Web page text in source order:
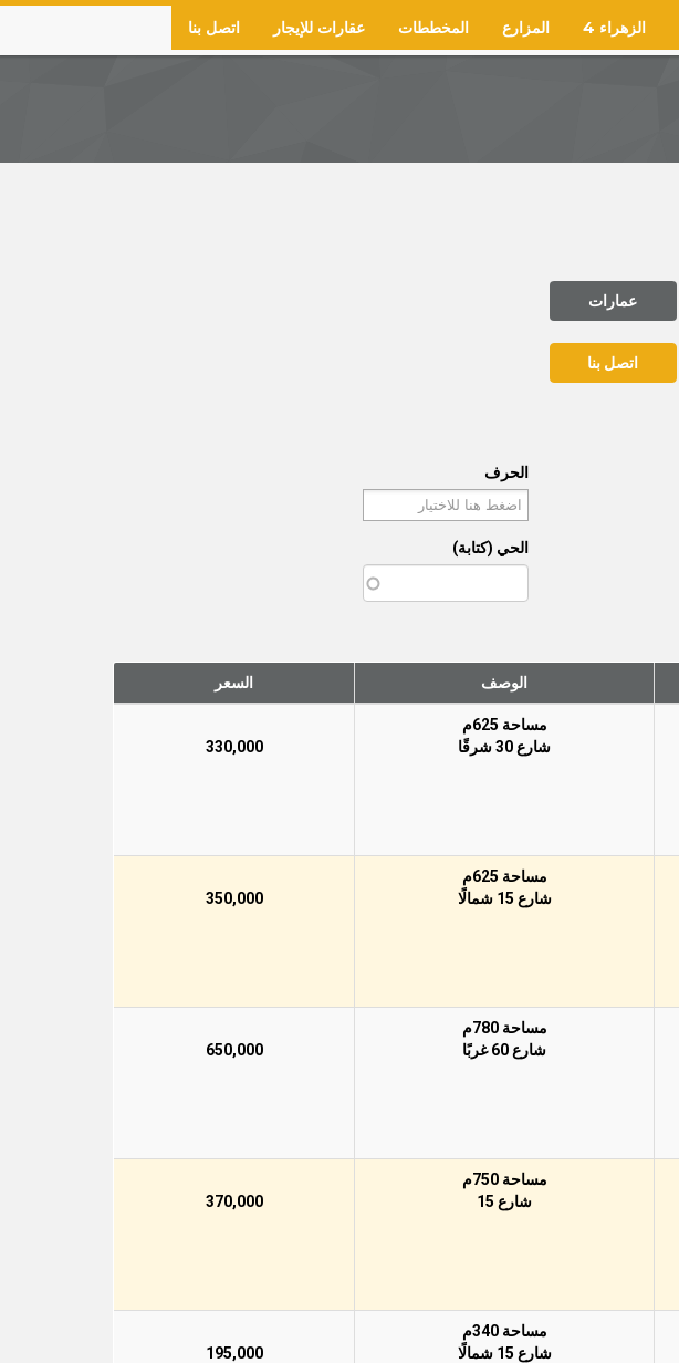
اتصل بنا عقارات للإيجار المخططات المزارع الزهراء 4
عمارات
اتصل بنا
الحرف
الحي (كتابة)
الوصف السعر
مساحة 625م
شارع 30 شرقًا
330,000
مساحة 625م
شارع 15 شمالًا
350,000
مساحة 780م
شارع 60 غربًا
650,000
مساحة 750م
شارع 15
370,000
مساحة 340م
شارع 15 شمالًا
195,000